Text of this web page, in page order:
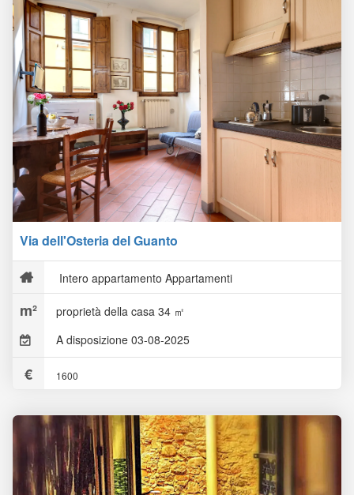
Via dell'Osteria del Guanto
Intero appartamento Appartamenti
proprietà della casa 34 ㎡
A disposizione 03-08-2025
1600